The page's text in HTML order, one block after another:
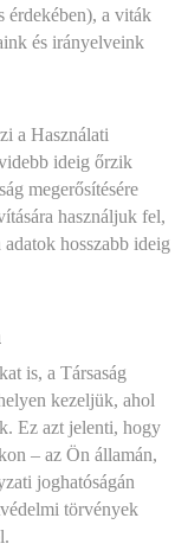
érdekében), a viták
és irányelveink
a Használati
ideig őrzik
megerősítésére
használjuk fel,
hosszabb ideig
is, a Társaság
kezeljük, ahol
Ez azt jelenti, hogy
– az Ön államán,
joghatóságán
törvények